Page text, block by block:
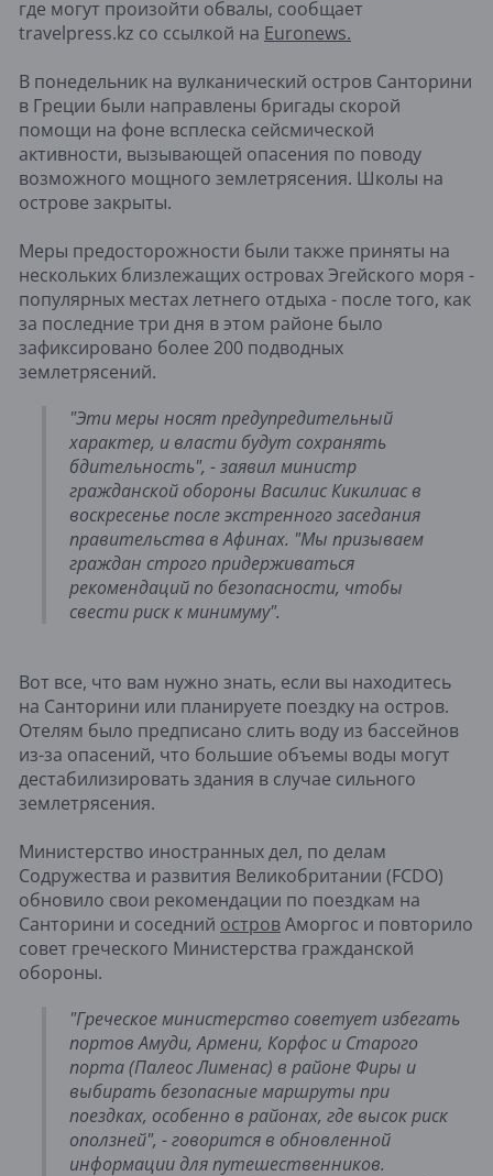
где могут произойти обвалы, сообщает
travelpress.kz со ссылкой на Euronews.
В понедельник на вулканический остров Санторини
в Греции были направлены бригады скорой
помощи на фоне всплеска сейсмической
активности, вызывающей опасения по поводу
возможного мощного землетрясения. Школы на
острове закрыты.
Меры предосторожности были также приняты на
нескольких близлежащих островах Эгейского моря -
популярных местах летнего отдыха - после того, как
за последние три дня в этом районе было
зафиксировано более 200 подводных
землетрясений.
"Эти меры носят предупредительный
характер, и власти будут сохранять
бдительность", - заявил министр
гражданской обороны Василис Кикилиас в
воскресенье после экстренного заседания
правительства в Афинах. "Мы призываем
граждан строго придерживаться
рекомендаций по безопасности, чтобы
свести риск к минимуму".
Вот все, что вам нужно знать, если вы находитесь
на Санторини или планируете поездку на остров.
Отелям было предписано слить воду из бассейнов
из-за опасений, что большие объемы воды могут
дестабилизировать здания в случае сильного
землетрясения.
Министерство иностранных дел, по делам
Содружества и развития Великобритании (FCDO)
обновило свои рекомендации по поездкам на
Санторини и соседний островАморгос и повторило
совет греческого Министерства гражданской
обороны.
"Греческое министерство советует избегать
портов Амуди, Армени, Корфос и Старого
порта (Палеос Лименас) в районе Фиры и
выбирать безопасные маршруты при
поездках, особенно в районах, где высок риск
оползней", - говорится в обновленной
информации для путешественников.